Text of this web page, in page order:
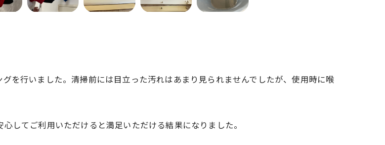
を行いました。清掃前には目立った汚れはあまり見られませんでしたが、使用時に喉
してご利用いただけると満足いただける結果になりました。